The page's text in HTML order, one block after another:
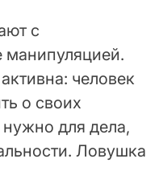
с
манипуляцией.
человек
о своих
для дела,
Ловушка